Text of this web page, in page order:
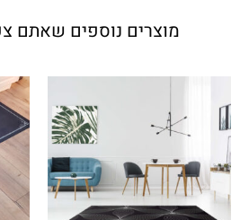
מוצרים נוספים שאתם